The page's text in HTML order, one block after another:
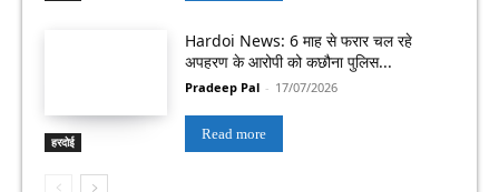
हरदोई
Hardoi News: 6 माह से फरार चल रहे
अपहरण के आरोपी को कछौना पुलिस...
Pradeep Pal - 17/07/2026
Read more